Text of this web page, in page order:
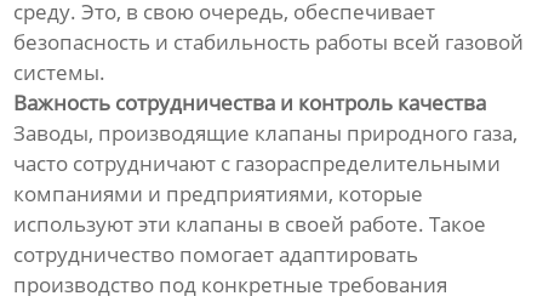
среду. Это, в свою очередь, обеспечивает
безопасность и стабильность работы всей газовой
системы.
Важность сотрудничества и контроль качества
Заводы, производящие клапаны природного газа,
часто сотрудничают с газораспределительными
компаниями и предприятиями, которые
используют эти клапаны в своей работе. Такое
сотрудничество помогает адаптировать
производство под конкретные требования